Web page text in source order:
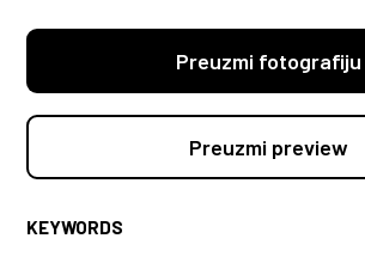
Preuzmi fotografiju
Preuzmi preview
KEYWORDS